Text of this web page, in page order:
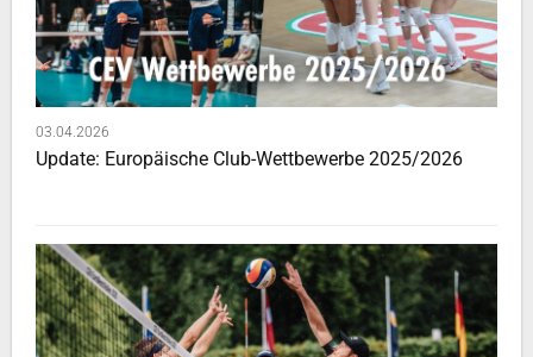
03.04.2026
Update: Europäische Club-Wettbewerbe 2025/2026